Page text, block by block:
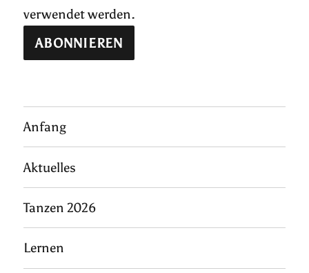
verwendet werden.
Anfang
Aktuelles
Tanzen 2026
Lernen